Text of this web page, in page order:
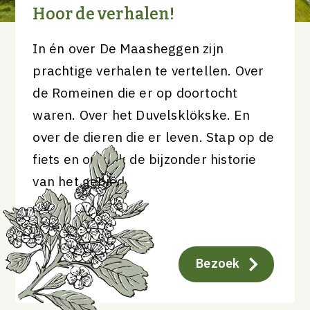
Hoor de verhalen!
In én over De Maasheggen zijn
prachtige verhalen te vertellen. Over
de Romeinen die er op doortocht
waren. Over het Duvelsklökske. En
over de dieren die er leven. Stap op de
fiets en ontdek de bijzonder historie
van het gebied.
Bezoek